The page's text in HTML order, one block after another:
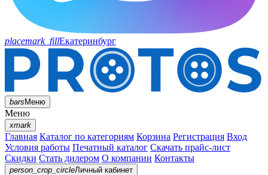
placemark_fillЕкатеринбург
barsМеню
Меню
xmark
Главная Каталог по категориям Корзина Регистрация Вход
Условия работы Печатный каталог Скачать прайс-лист
Скидки Стать дилером О компании Контакты
person_crop_circleЛичный кабинет